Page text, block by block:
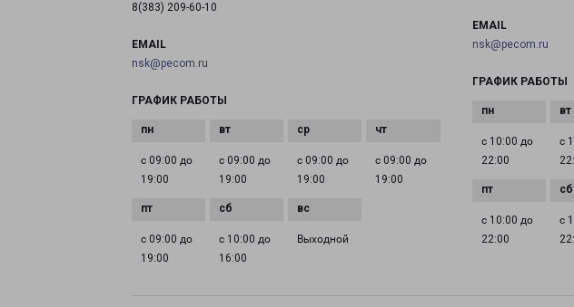
8(383) 209-60-10
EMAIL
nsk@pecom.ru
ГРАФИК РАБОТЫ
с 09:00 до
19:00
с 09:00 до
19:00
с 09:00 до
19:00
с 09:00 до
19:00
с 09:00 до
19:00
с 10:00 до
16:00
Выходной
EMAIL
nsk@pecom.ru
ГРАФИК РАБОТЫ
с 10:00 до
22:00
с
с 10:00 до
22:00
с